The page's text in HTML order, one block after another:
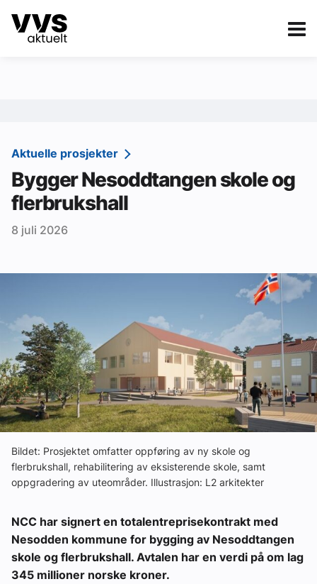
Kategorier
Sanitær
Ventilasjon
Varme og energi
Byggautomasjon
Om VVS Aktuelt
Kontakt oss:
Abonner på fagbladet Byggfakta Nyheter
Annonsere i VVS Aktuelt
Kontakt oss
Tips oss
eBlad
Aktuelle prosjekter
Bygger Nesoddtangen skole og
flerbrukshall
8 juli 2026
Bildet: Prosjektet omfatter oppføring av ny skole og
flerbrukshall, rehabilitering av eksisterende skole, samt
oppgradering av uteområder. Illustrasjon: L2 arkitekter
NCC har signert en totalentreprisekontrakt med
Nesodden kommune for bygging av Nesoddtangen
skole og flerbrukshall. Avtalen har en verdi på om lag
345 millioner norske kroner.